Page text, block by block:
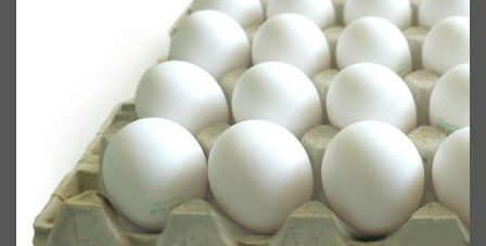
33_eier_30erweiss
33_eier_30erweiss
By Carsten Heyler ArtandFriends 28. August 2018